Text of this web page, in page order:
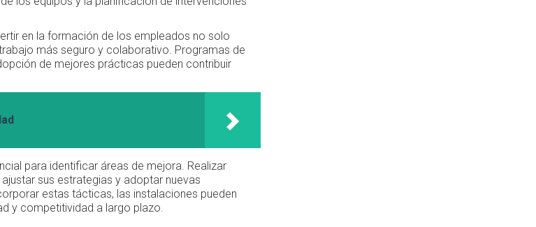
en la formación de los empleados no solo
más seguro y colaborativo. Programas de
de mejores prácticas pueden contribuir
para identificar áreas de mejora. Realizar
sus estrategias y adoptar nuevas
estas tácticas, las instalaciones pueden
y competitividad a largo plazo.